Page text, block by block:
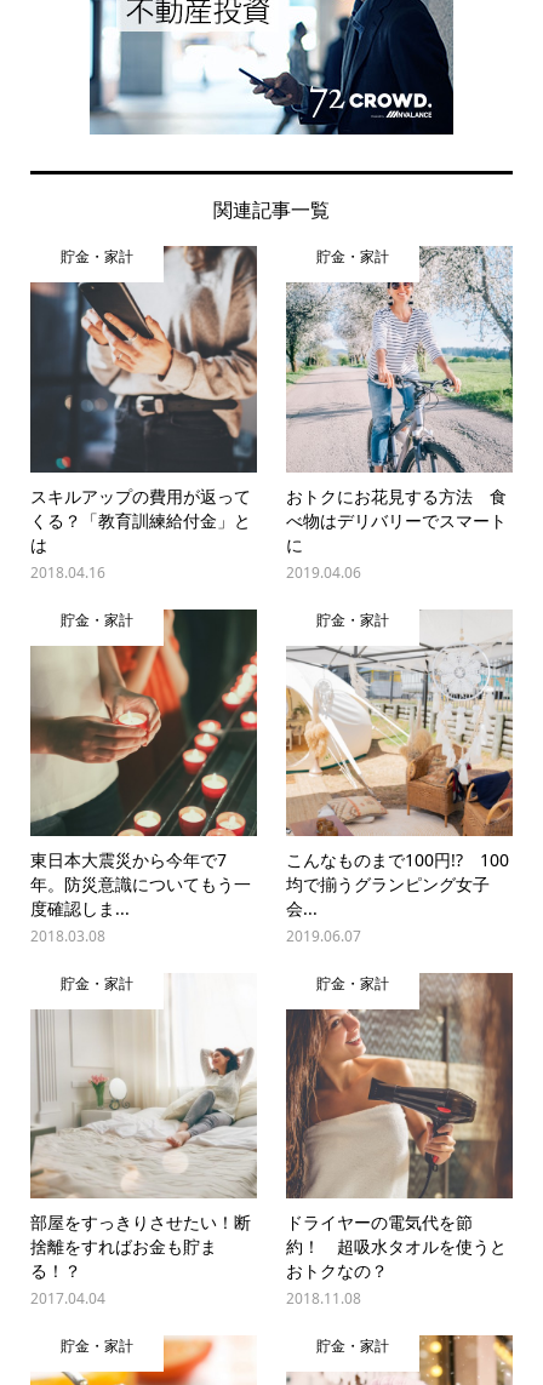
関連記事一覧
貯金・家計
スキルアップの費用が返って
くる？「教育訓練給付金」と
は
2018.04.16
貯金・家計
おトクにお花見する方法 食
べ物はデリバリーでスマート
に
2019.04.06
貯金・家計
東日本大震災から今年で7
年。防災意識についてもう一
度確認しま...
2018.03.08
貯金・家計
こんなものまで100円!? 100
均で揃うグランピング女子
会...
2019.06.07
貯金・家計
部屋をすっきりさせたい！断
捨離をすればお金も貯ま
る！？
2017.04.04
貯金・家計
ドライヤーの電気代を節
約！ 超吸水タオルを使うと
おトクなの？
2018.11.08
貯金・家計 貯金・家計